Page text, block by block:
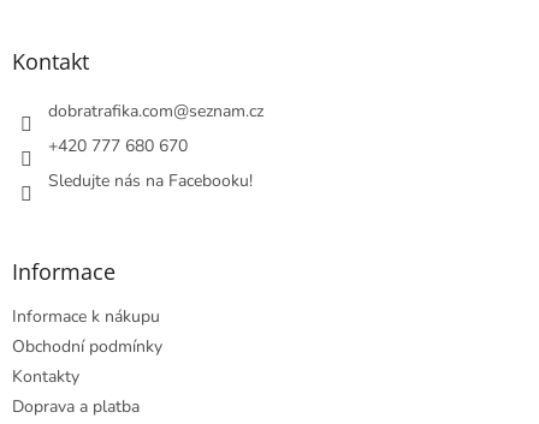
Kontakt
dobratrafika.com@seznam.cz
+420 777 680 670
Sledujte nás na Facebooku!
Informace
Informace k nákupu
Obchodní podmínky
Kontakty
Doprava a platba